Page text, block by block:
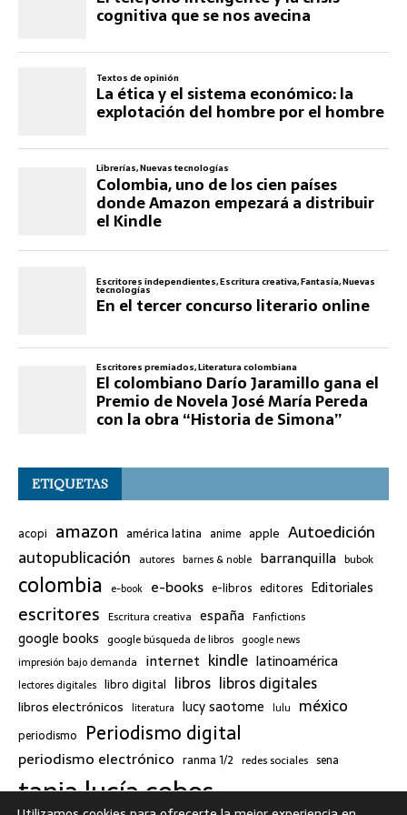
ETIQUETAS
acopi amazon américa latina anime apple Autoedición
autopublicación autores barnes & noble barranquilla bubok
colombia e-book e-books e-libros editores Editoriales
escritores Escritura creativa españa Fanfictions
google books google búsqueda de libros google news
impresión bajo demanda internet kindle latinoamérica
lectores digitales libro digital libros libros digitales
libros electrónicos literatura lucy saotome lulu méxico
periodismo Periodismo digital
periodismo electrónico ranma 1/2 redes sociales sena
tania lucía cobos twitter